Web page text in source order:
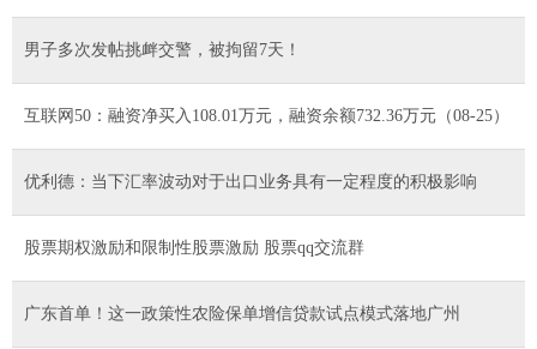
男子多次发帖挑衅交警，被拘留7天！
互联网50：融资净买入108.01万元，融资余额732.36万元（08-25）
优利德：当下汇率波动对于出口业务具有一定程度的积极影响
股票期权激励和限制性股票激励 股票qq交流群
广东首单！这一政策性农险保单增信贷款试点模式落地广州